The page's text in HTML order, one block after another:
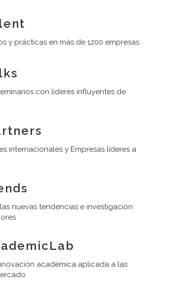
y prácticas en más de 1200 empresas
con líderes influyentes de
internacionales y Empresas líderes a
nuevas tendencias e investigación
académica aplicada a las